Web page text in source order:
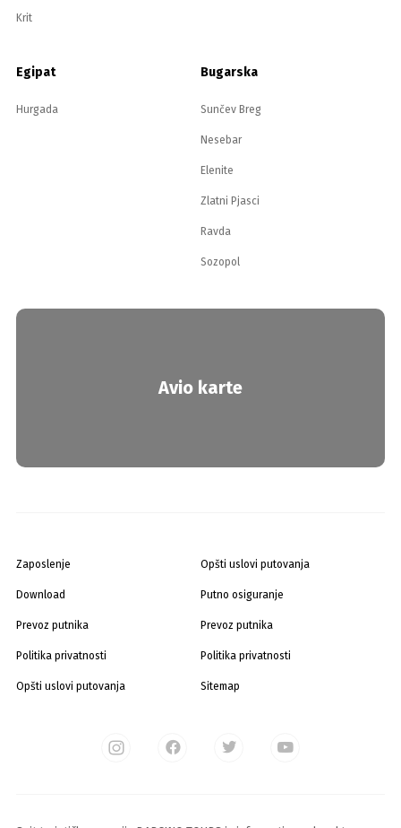
Krit
Egipat
Hurgada
Bugarska
Sunčev Breg
Nesebar
Elenite
Zlatni Pjasci
Ravda
Sozopol
Avio karte
Zaposlenje
Download
Prevoz putnika
Politika privatnosti
Opšti uslovi putovanja
Opšti uslovi putovanja
Putno osiguranje
Prevoz putnika
Politika privatnosti
Sitemap